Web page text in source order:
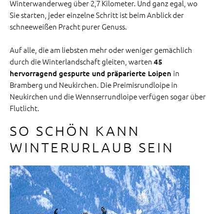
Winterwanderweg über 2,7 Kilometer. Und ganz egal, wo
Sie starten, jeder einzelne Schritt ist beim Anblick der
schneeweißen Pracht purer Genuss.
Auf alle, die am liebsten mehr oder weniger gemächlich
durch die Winterlandschaft gleiten, warten 45
hervorragend gespurte und präparierte Loipen in
Bramberg und Neukirchen. Die Preimisrundloipe in
Neukirchen und die Wennserrundloipe verfügen sogar über
Flutlicht.
SO SCHÖN KANN
WINTERURLAUB SEIN